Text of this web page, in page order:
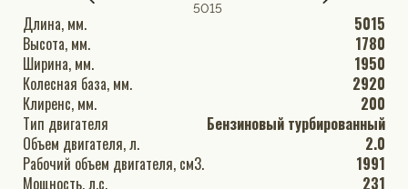
5015
Длина, мм.
5015
Высота, мм.
1780
Ширина, мм.
1950
Колесная база, мм.
2920
Клиренс, мм.
200
Тип двигателя
Бензиновый турбированный
Объем двигателя, л.
2.0
Рабочий объем двигателя, см3.
1991
Мощность, л.с.
231